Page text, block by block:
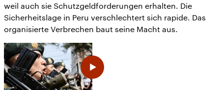
weil auch sie Schutzgeldforderungen erhalten. Die
Sicherheitslage in Peru verschlechtert sich rapide. Das
organisierte Verbrechen baut seine Macht aus.